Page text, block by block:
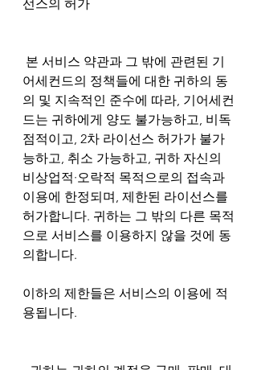
선스의 허가
어세컨드의 정책들에 대한 귀하의 동
의 및 지속적인 준수에 따라, 기어세컨
드는 귀하에게 양도 불가능하고, 비독
점적이고, 2차 라이선스 허가가 불가
능하고, 취소 가능하고, 귀하 자신의
비상업적∙오락적 목적으로의 접속과
이용에 한정되며, 제한된 라이선스를
허가합니다. 귀하는 그 밖의 다른 목적
으로 서비스를 이용하지 않을 것에 동
의합니다.
이하의 제한들은 서비스의 이용에 적
용됩니다.